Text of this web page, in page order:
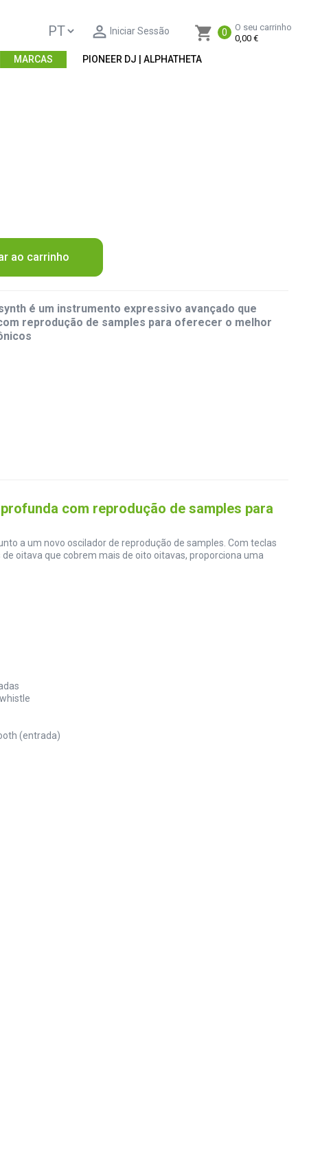
shopping_cart 0
O seu carrinho
0,00 €
 Iniciar Sessão
MARCAS PIONEER DJ | ALPHATHETA
ao carrinho
é um instrumento expressivo avançado que
reprodução de samples para oferecer o melhor
com reprodução de samples para
a um novo oscilador de reprodução de samples. Com teclas
oitava que cobrem mais de oito oitavas, proporciona uma
(entrada)